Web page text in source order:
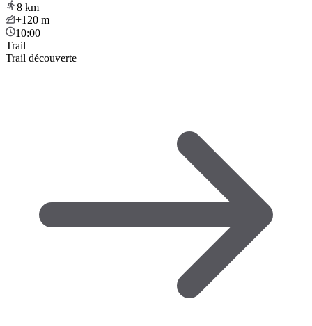
8 km
+120 m
10:00
Trail
Trail découverte